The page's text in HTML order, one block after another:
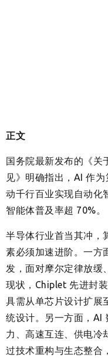
正文
国务院最新发布的《关
见》明确指出，AI 作
动千行百业实现自动化
智能体普及率超 70%。
半导体行业首当其冲，
素必须加速进阶。一方
发，面对摩尔定律放缓
现状，Chiplet 先进封
具需从单芯片设计扩展
统设计。另一方面，AI
力、高速互连、供电冷
过技术重构与生态整合